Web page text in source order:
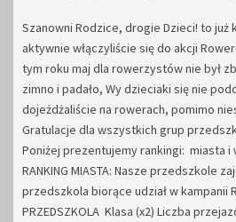
Szanowni Rodzice, drogie Dzieci! to
aktywnie włączyliście się do akcji
tym roku maj dla rowerzystów nie był
zimno i padało, Wy dzieciaki się nie
dojeżdżaliście na rowerach, pomimo
Gratulacje dla wszystkich grup
Poniżej prezentujemy rankingi: miasta i
RANKING MIASTA: Nasze przedszkole
przedszkola biorące udział w kampanii
PRZEDSZKOLA Klasa (x2) Liczba